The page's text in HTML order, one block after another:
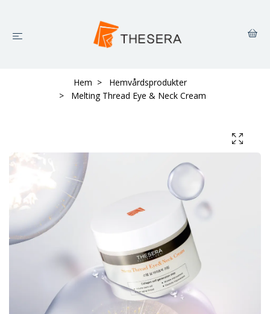
Hem
Hemvårdsprodukter
Melting Thread Eye & Neck Cream